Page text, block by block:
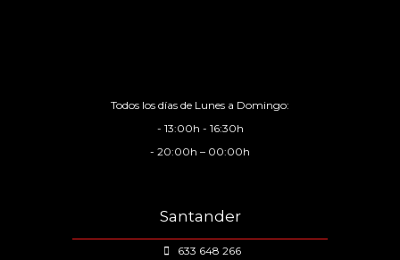
Todos los días de Lunes a Domingo:
- 13:00h - 16:30h
- 20:00h – 00:00h
Santander
633 648 266